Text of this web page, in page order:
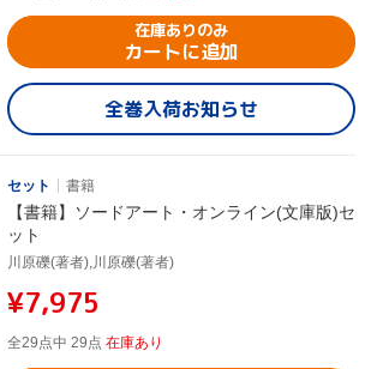
在庫ありのみ
カートに追加
全巻入荷お知らせ
セット 書籍
【書籍】ソードアート・オンライン(文庫版)セ
ット
川原礫(著者),川原礫(著者)
¥7,975
全29点中 29点 在庫あり